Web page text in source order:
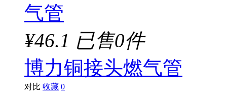
¥46.1 已售0件
博力铜接头燃气管
对比 收藏 0